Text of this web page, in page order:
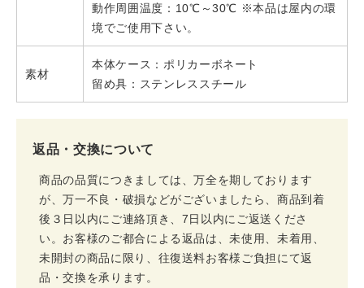
動作周囲温度：10℃～30℃ ※本品は屋内の環
境でご使用下さい。
素材
本体ケース：ポリカーボネート
留め具：ステンレススチール
返品・交換について
商品の品質につきましては、万全を期しております
が、万一不良・破損などがございましたら、商品到着
後３日以内にご連絡頂き、7日以内にご返送くださ
い。お客様のご都合による返品は、未使用、未着用、
未開封の商品に限り、往復送料お客様ご負担にて返
品・交換を承ります。